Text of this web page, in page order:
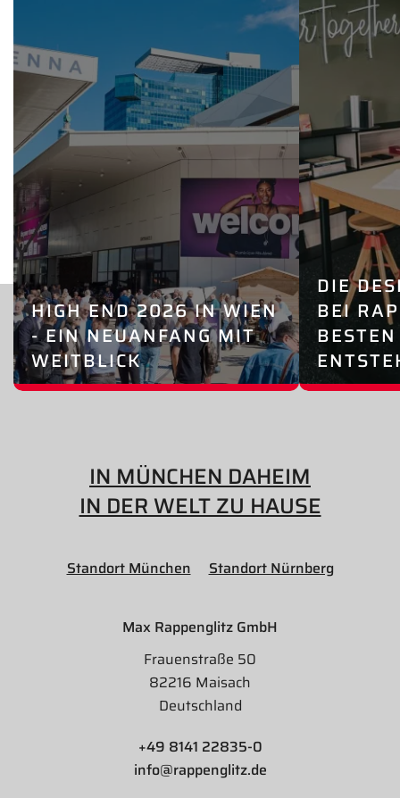
HIGH END 2026 IN WIEN
- EIN NEUANFANG MIT
WEITBLICK
DIE
BEI
IN MÜNCHEN DAHEIM
IN DER WELT ZU HAUSE
Standort München Standort Nürnberg
Max Rappenglitz GmbH
Frauenstraße 50
82216 Maisach
Deutschland
+49 8141 22835-0
info@rappenglitz.de